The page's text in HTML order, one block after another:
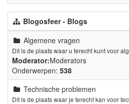
Blogosfeer - Blogs
Algemene vragen
Dit is de plaats waar u terecht kunt voor
Moderator:Moderators
Onderwerpen: 538
Technische problemen
Dit is de plaats waar je terecht kan voor